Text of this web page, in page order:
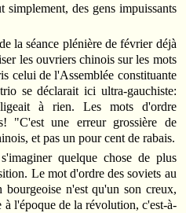
simplement, des gens impuissants
la séance plénière de février déjà
les ouvriers chinois sur les mots
celui de l'Assemblée constituante
se déclarait ici ultra-gauchiste:
à rien. Les mots d'ordre
"C'est une erreur grossière de
et pas un pour cent de rabais.
quelque chose de plus
Le mot d'ordre des soviets au
bourgeoise n'est qu'un son creux,
l'époque de la révolution, c'est-à-